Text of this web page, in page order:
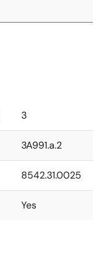
3
3A991.a.2
8542.31.0025
Yes